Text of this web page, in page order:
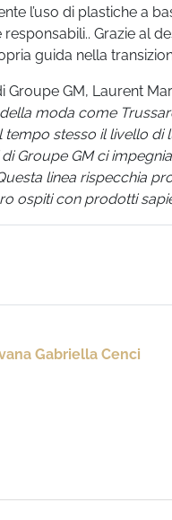
l’uso di plastiche a
. Grazie al
guida nella
Groupe GM, Laurent
moda come
stesso il livello di
di Groupe GM ci
linea rispecchia
ospiti con prodotti
Gabriella Cenci